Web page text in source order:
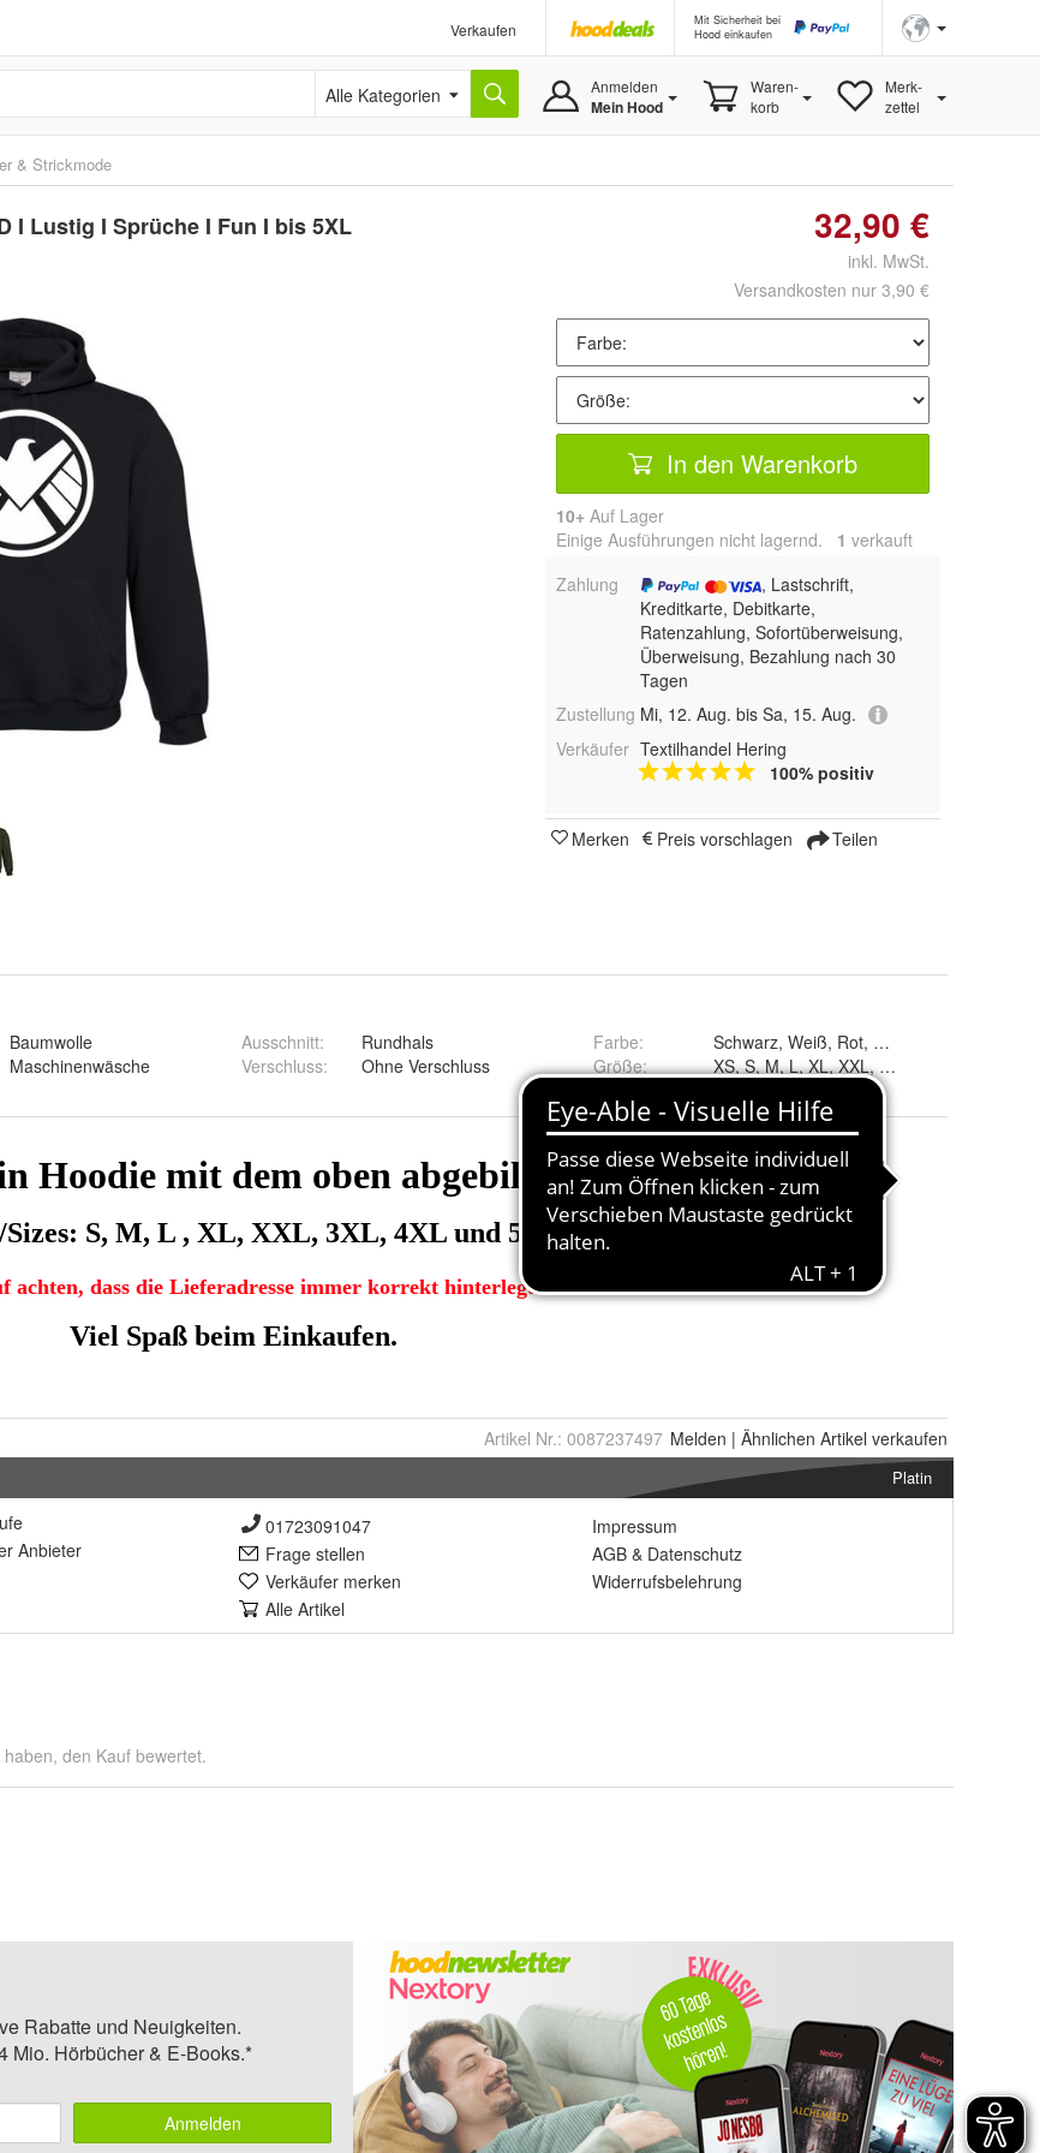
Verkaufen
Mit Sicherheit bei
Hood einkaufen
Alle Kategorien Anmelden
Mein Hood
Waren-
korb
Merk-
zettel
& Strickmode
I Lustig I Sprüche I Fun I bis 5XL 32,90 €
inkl. MwSt.
Versandkosten nur 3,90 €
In den Warenkorb
10+ Auf Lager
Einige Ausführungen nicht lagernd. 1 verkauft
Zahlung
, Lastschrift,
Kreditkarte, Debitkarte,
Ratenzahlung, Sofortüberweisung,
Überweisung, Bezahlung nach 30
Tagen
Zustellung Mi, 12. Aug. bis Sa, 15. Aug.
Verkäufer Textilhandel Hering
100% positiv
Merken Preis vorschlagen Teilen
Baumwolle
Maschinenwäsche
Ausschnitt:
Rundhals
Verschluss: Ohne Verschluss
Farbe:
Größe:
Artikel Nr.: 0087237497 Melden | Ähnlichen Artikel verkaufen
Platin
Anbieter
01723091047
Frage stellen
Verkäufer merken
Alle Artikel
Impressum
AGB & Datenschutz
Widerrufsbelehrung
den Kauf bewertet.
Rabatte und Neuigkeiten.
Mio. Hörbücher & E-Books.*
Anmelden